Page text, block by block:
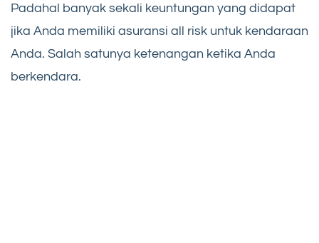
Padahal banyak sekali keuntungan yang didapat
jika Anda memiliki asuransi all risk untuk kendaraan
Anda. Salah satunya ketenangan ketika Anda
berkendara.